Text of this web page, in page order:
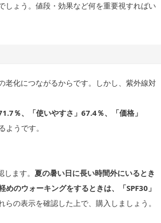
しょう。値段・効果など何を重要視すればい
老化につながるからです。しかし、紫外線対
％、「使いやすさ」67.4％、「価格」
うです。
ます。 夏の暑い日に長い時間外にいるとき
のウォーキングをするときは、「SPF30」
の表示を確認した上で、購入しましょう。